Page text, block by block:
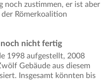
noch zustimmen, er ist aber
Römerkoalition
noch nicht fertig
1998 aufgestellt, 2008
Gebäude aus diesem
Insgesamt könnten bis